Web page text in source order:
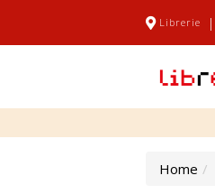
Librerie |
Home